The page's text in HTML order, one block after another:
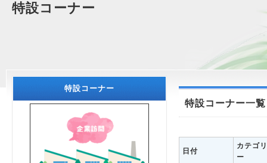
特設コーナー
特設コーナー一覧
日付
カテゴリ
ー
特設コーナー